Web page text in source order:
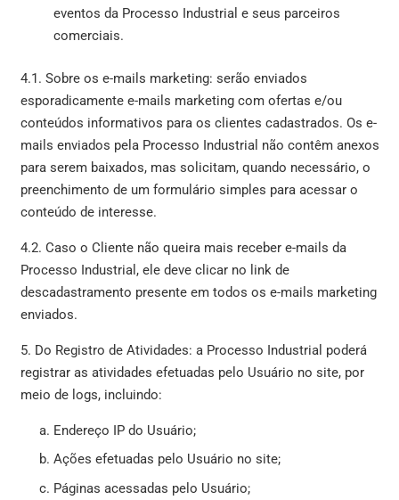
eventos da Processo Industrial e seus parceiros
comerciais.
4.1. Sobre os e-mails marketing: serão enviados
esporadicamente e-mails marketing com ofertas e/ou
conteúdos informativos para os clientes cadastrados. Os e-
mails enviados pela Processo Industrial não contêm anexos
para serem baixados, mas solicitam, quando necessário, o
preenchimento de um formulário simples para acessar o
conteúdo de interesse.
4.2. Caso o Cliente não queira mais receber e-mails da
Processo Industrial, ele deve clicar no link de
descadastramento presente em todos os e-mails marketing
enviados.
5. Do Registro de Atividades: a Processo Industrial poderá
registrar as atividades efetuadas pelo Usuário no site, por
meio de logs, incluindo:
Endereço IP do Usuário;
Ações efetuadas pelo Usuário no site;
Páginas acessadas pelo Usuário;